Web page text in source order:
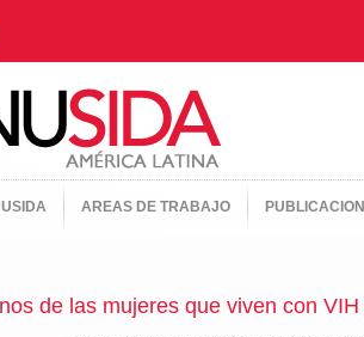
AREAS DE TRABAJO
de las mujeres que viven con